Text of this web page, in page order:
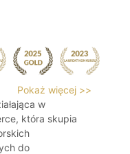
Pokaż więcej >>
w
która skupia
do